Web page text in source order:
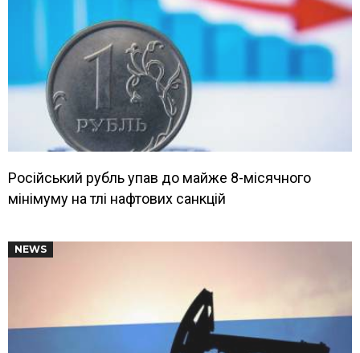
Російський рубль упав до майже 8-місячного
мінімуму на тлі нафтових санкцій
NEWS